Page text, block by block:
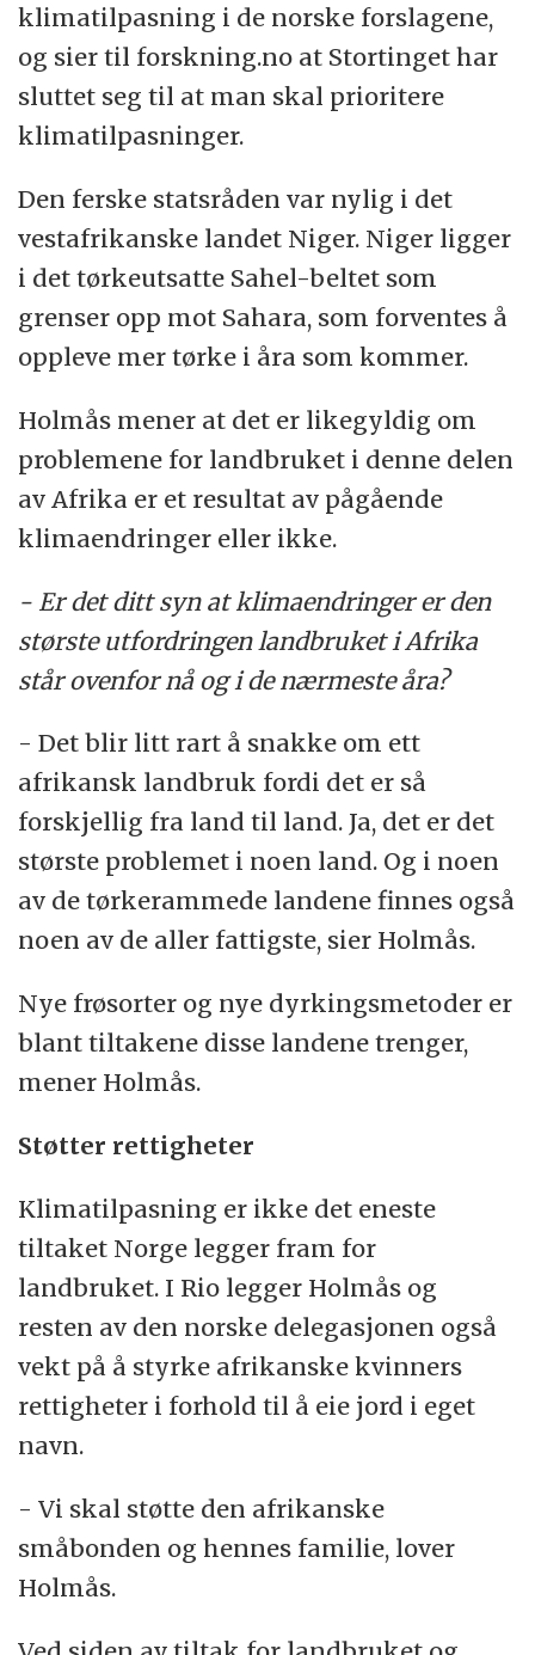
klimatilpasning i de norske forslagene,
og sier til forskning.no at Stortinget har
sluttet seg til at man skal prioritere
klimatilpasninger.
Den ferske statsråden var nylig i det
vestafrikanske landet Niger. Niger ligger
i det tørkeutsatte Sahel-beltet som
grenser opp mot Sahara, som forventes å
oppleve mer tørke i åra som kommer.
Holmås mener at det er likegyldig om
problemene for landbruket i denne delen
av Afrika er et resultat av pågående
klimaendringer eller ikke.
- Er det ditt syn at klimaendringer er den
største utfordringen landbruket i Afrika
står ovenfor nå og i de nærmeste åra?
- Det blir litt rart å snakke om ett
afrikansk landbruk fordi det er så
forskjellig fra land til land. Ja, det er det
største problemet i noen land. Og i noen
av de tørkerammede landene finnes også
noen av de aller fattigste, sier Holmås.
Nye frøsorter og nye dyrkingsmetoder er
blant tiltakene disse landene trenger,
mener Holmås.
Støtter rettigheter
Klimatilpasning er ikke det eneste
tiltaket Norge legger fram for
landbruket. I Rio legger Holmås og
resten av den norske delegasjonen også
vekt på å styrke afrikanske kvinners
rettigheter i forhold til å eie jord i eget
navn.
- Vi skal støtte den afrikanske
småbonden og hennes familie, lover
Holmås.